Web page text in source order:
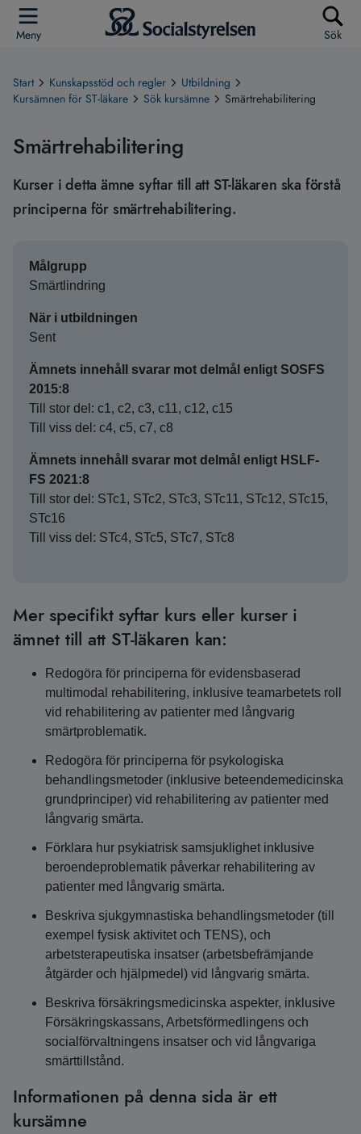
Meny Sök
Start Kunskapsstöd och regler
Utbildning
Kursämnen för ST-läkare
Sök kursämne Smärtrehabilitering
Smärtrehabilitering
Kurser i detta ämne syftar till att ST-läkaren ska förstå
principerna för smärtrehabilitering.
Målgrupp
Smärtlindring
När i utbildningen
Sent
Ämnets innehåll svarar mot delmål enligt SOSFS
2015:8
Till stor del: c1, c2, c3, c11, c12, c15
Till viss del: c4, c5, c7, c8
Ämnets innehåll svarar mot delmål enligt HSLF-
FS 2021:8
Till stor del: STc1, STc2, STc3, STc11, STc12, STc15,
STc16
Till viss del: STc4, STc5, STc7, STc8
Mer specifikt syftar kurs eller kurser i
ämnet till att ST-läkaren kan:
Redogöra för principerna för evidensbaserad
multimodal rehabilitering, inklusive teamarbetets roll
vid rehabilitering av patienter med långvarig
smärtproblematik.
Redogöra för principerna för psykologiska
behandlingsmetoder (inklusive beteendemedicinska
grundprinciper) vid rehabilitering av patienter med
långvarig smärta.
Förklara hur psykiatrisk samsjuklighet inklusive
beroendeproblematik påverkar rehabilitering av
patienter med långvarig smärta.
Beskriva sjukgymnastiska behandlingsmetoder (till
exempel fysisk aktivitet och TENS), och
arbetsterapeutiska insatser (arbetsbefrämjande
åtgärder och hjälpmedel) vid långvarig smärta.
Beskriva försäkringsmedicinska aspekter, inklusive
Försäkringskassans, Arbetsförmedlingens och
socialförvaltningens insatser och vid långvariga
smärttillstånd.
Informationen på denna sida är ett
kursämne